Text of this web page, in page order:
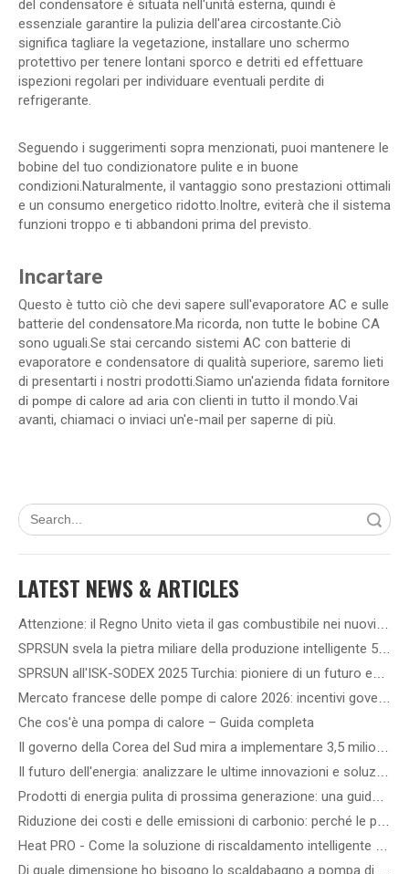
del condensatore è situata nell'unità esterna, quindi è
essenziale garantire la pulizia dell'area circostante.Ciò
significa tagliare la vegetazione, installare uno schermo
protettivo per tenere lontani sporco e detriti ed effettuare
ispezioni regolari per individuare eventuali perdite di
refrigerante.
Seguendo i suggerimenti sopra menzionati, puoi mantenere le
bobine del tuo condizionatore pulite e in buone
condizioni.Naturalmente, il vantaggio sono prestazioni ottimali
e un consumo energetico ridotto.Inoltre, eviterà che il sistema
funzioni troppo e ti abbandoni prima del previsto.
Incartare
Questo è tutto ciò che devi sapere sull'evaporatore AC e sulle
batterie del condensatore.Ma ricorda, non tutte le bobine CA
sono uguali.Se stai cercando sistemi AC con batterie di
evaporatore e condensatore di qualità superiore, saremo lieti
di presentarti i nostri prodotti.Siamo un'azienda fidata fornitore
di pompe di calore ad aria con clienti in tutto il mondo.Vai
avanti, chiamaci o inviaci un'e-mail per saperne di più.
LATEST NEWS & ARTICLES
Che cos'è una pompa di calore – Guida completa